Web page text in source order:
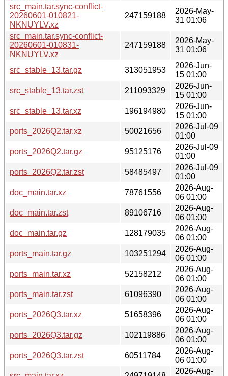
src_main.tar.sync-conflict-
20260601-010821-
NKNUYLV.xz
247159188
2026-May-
31 01:06
src_main.tar.sync-conflict-
20260601-010831-
NKNUYLV.xz
247159188
2026-May-
31 01:06
src_stable_13.tar.gz 313051953
2026-Jun-
15 01:00
src_stable_13.tar.zst
211093329
2026-Jun-
15 01:00
src_stable_13.tar.xz
196194980
2026-Jun-
15 01:00
ports_2026Q2.tar.xz
50021656
2026-Jul-09
01:00
ports_2026Q2.tar.gz
95125176
2026-Jul-09
01:00
ports_2026Q2.tar.zst
58485497
2026-Jul-09
01:00
doc_main.tar.xz
78761556
2026-Aug-
06 01:00
doc_main.tar.zst
89106716
2026-Aug-
06 01:00
doc_main.tar.gz
128179035
2026-Aug-
06 01:00
ports_main.tar.gz
103251294
2026-Aug-
06 01:00
ports_main.tar.xz
52158212
2026-Aug-
06 01:00
ports_main.tar.zst
61096390
2026-Aug-
06 01:00
ports_2026Q3.tar.xz
51658396
2026-Aug-
06 01:00
ports_2026Q3.tar.gz
102119886
2026-Aug-
06 01:00
ports_2026Q3.tar.zst
60511784
2026-Aug-
06 01:00
2026-Aug-